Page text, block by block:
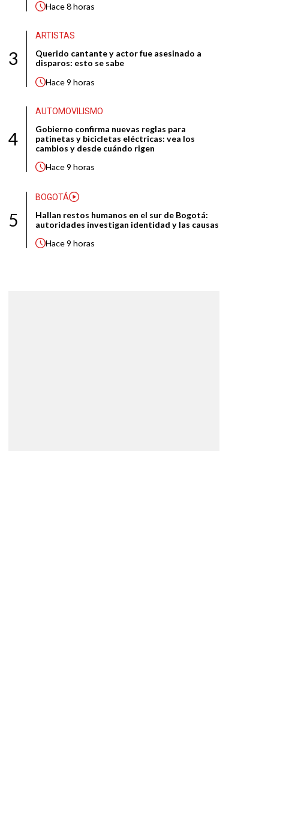
Hace8 horas
3
ARTISTAS
Querido cantante y actor fue asesinado a
disparos: esto se sabe
Hace9 horas
4
AUTOMOVILISMO
Gobierno confirma nuevas reglas para
patinetas y bicicletas eléctricas: vea los
cambios y desde cuándo rigen
Hace9 horas
5
BOGOTÁ
Hallan restos humanos en el sur de Bogotá:
autoridades investigan identidad y las causas
Hace9 horas